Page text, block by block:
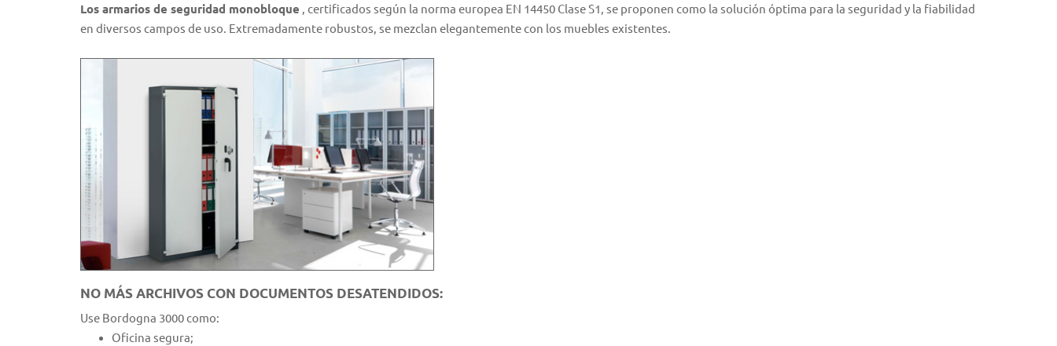
Los armarios de seguridad monobloque , certificados según la norma europea EN 14450 Clase S1, se proponen como la solución óptima para la seguridad y la fiabilidad
en diversos campos de uso. Extremadamente robustos, se mezclan elegantemente con los muebles existentes.
NO MÁS ARCHIVOS CON DOCUMENTOS DESATENDIDOS:
Use Bordogna 3000 como:
Oficina segura;